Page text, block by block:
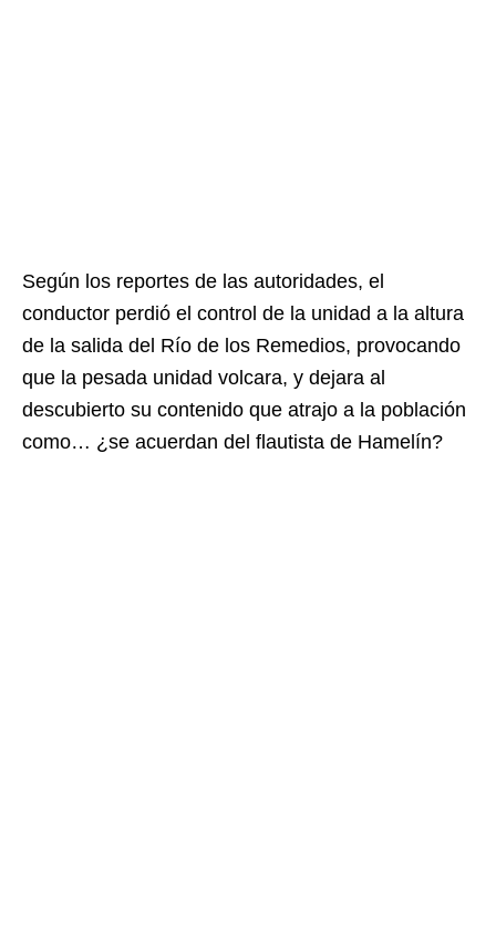
Según los reportes de las autoridades, el
conductor perdió el control de la unidad a la altura
de la salida del Río de los Remedios, provocando
que la pesada unidad volcara, y dejara al
descubierto su contenido que atrajo a la población
como… ¿se acuerdan del flautista de Hamelín?